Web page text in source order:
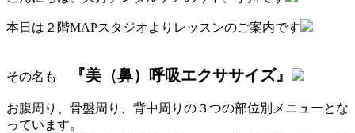
本日は２階MAPスタジオよりレッスンのご案内です
その名も 『美（鼻）呼吸エクササイズ』
お腹周り、骨盤周り、背中周りの３つの部位別メニューとな
っています。